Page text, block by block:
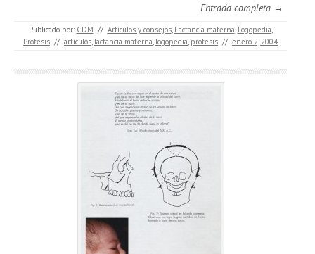
Entrada completa →
Publicado por: CDM // Artículos y consejos, Lactancia materna, Logopedia,
Prótesis // artículos, lactancia materna, logopedia, prótesis // enero 2, 2004